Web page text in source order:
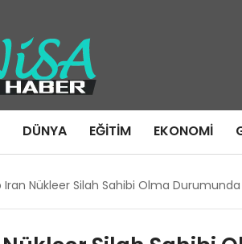
DÜNYA EĞITIM EKONOMI
Iran Nükleer Silah Sahibi Olma Durumunda